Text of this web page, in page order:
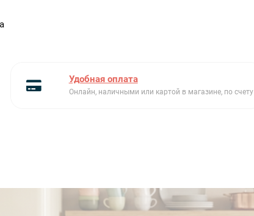
Удобная оплата
Онлайн, наличными или картой в магазине, по счету